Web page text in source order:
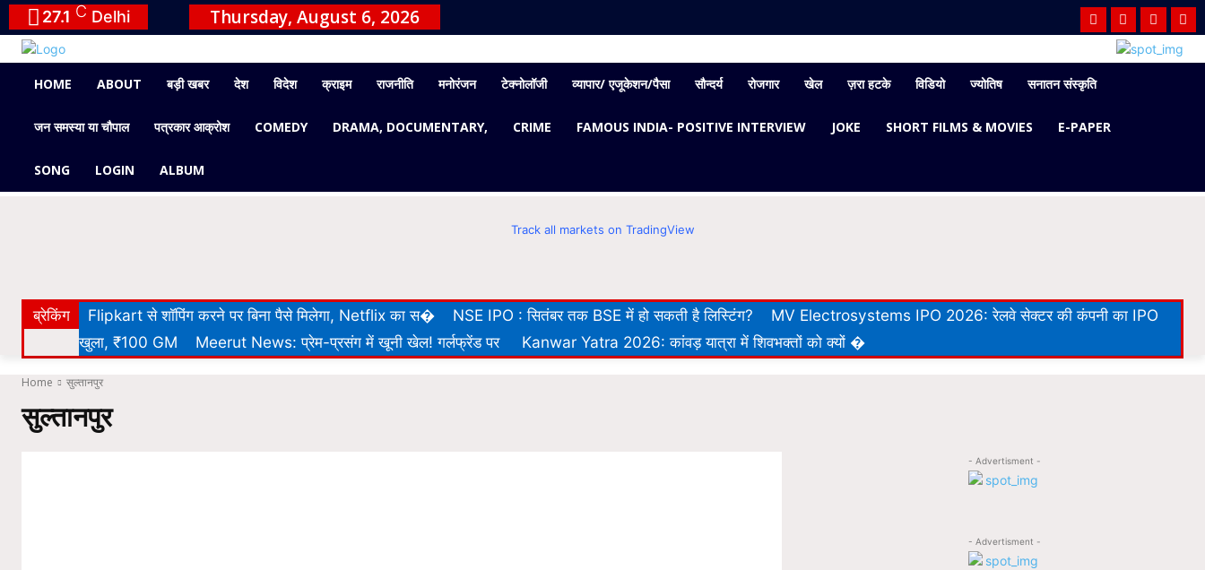
27.1 C Delhi Thursday, August 6, 2026
HOME ABOUT बड़ी खबर देश विदेश क्राइम राजनीति मनोरंजन टेक्नोलॉजी व्यापार/ एजूकेशन/पैसा सौन्दर्य रोजगार खेल ज़रा हटके विडियो ज्योतिष सनातन संस्कृति
जन समस्या या चौपाल पत्रकार आक्रोश COMEDY DRAMA, DOCUMENTARY, CRIME FAMOUS INDIA- POSITIVE INTERVIEW JOKE SHORT FILMS & MOVIES E-PAPER
SONG LOGIN ALBUM
Track all markets on TradingView
ब्रेकिंग Flipkart से शॉपिंग करने पर बिना पैसे मिलेगा, Netflix का स� NSE IPO : सितंबर तक BSE में हो सकती है लिस्टिंग?
MV Electrosystems IPO 2026: रेलवे सेक्टर की कंपनी का IPO
खुला, ₹100 GM
Meerut News: प्रेम-प्रसंग में खूनी खेल! गर्लफ्रेंड पर Kanwar Yatra 2026: कांवड़ यात्रा में शिवभक्तों को क्यों �
Home सुल्तानपुर
सुल्तानपुर
- Advertisment -
- Advertisment -